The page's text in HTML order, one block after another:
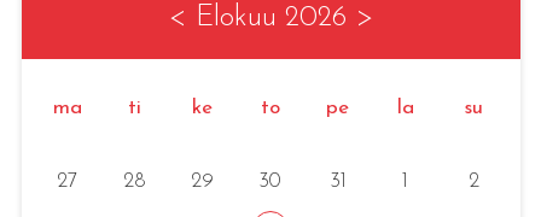
< Elokuu 2026 >
ma ti ke to pe la su
27 28 29 30 31 2